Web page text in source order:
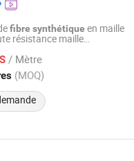
fibre synthétique en maille
résistance maille
/ Mètre
(MOQ)